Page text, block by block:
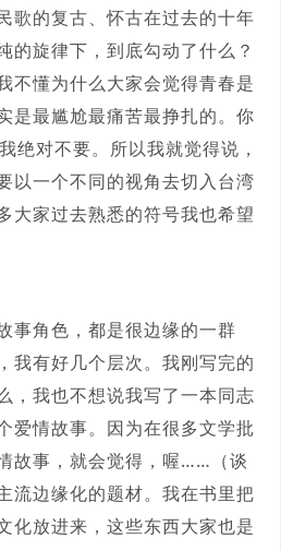
歌的复古、怀古在过去的十年
的旋律下，到底勾动了什么？
不懂为什么大家会觉得青春是
是最尴尬最痛苦最挣扎的。你
绝对不要。所以我就觉得说，
以一个不同的视角去切入台湾
大家过去熟悉的符号我也希望
事角色，都是很边缘的一群
我有好几个层次。我刚写完的
，我也不想说我写了一本同志
爱情故事。因为在很多文学批
故事，就会觉得，喔……（谈
流边缘化的题材。我在书里把
化放进来，这些东西大家也是